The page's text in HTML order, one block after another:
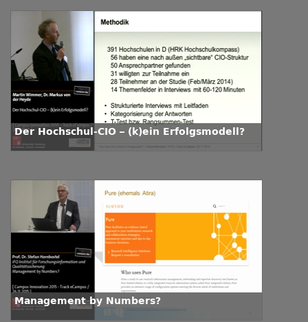
Der Hochschul-CIO – (k)ein Erfolgsmodell?
Management by Numbers?